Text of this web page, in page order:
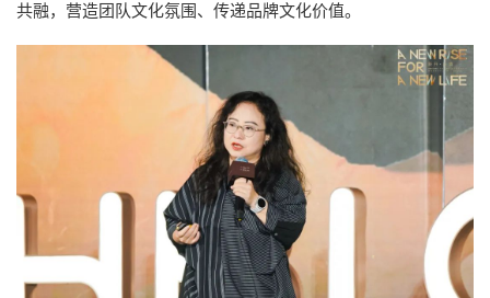
共融，营造团队文化氛围、传递品牌文化价值。